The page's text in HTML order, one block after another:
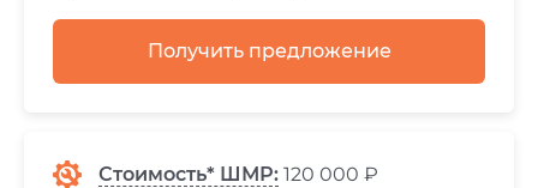
Получить предложение
Стоимость* ШМР: 120 000 ₽